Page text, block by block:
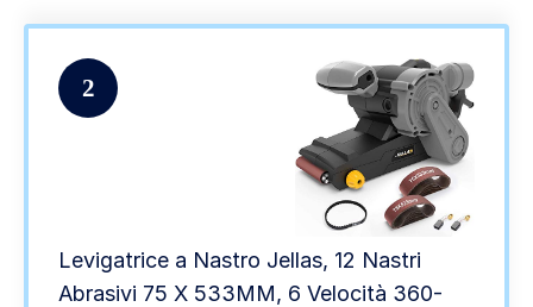
2
Levigatrice a Nastro Jellas, 12 Nastri
Abrasivi 75 X 533MM, 6 Velocità 360-